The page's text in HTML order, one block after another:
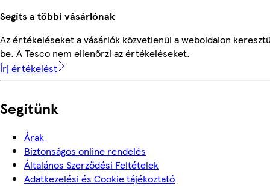
Segíts a többi vásárlónak
Az értékeléseket a vásárlók közvetlenül a weboldalon
be. A Tesco nem ellenőrzi az értékeléseket.
Írj értékelést
Segítünk
Árak
Biztonságos online rendelés
Általános Szerződési Feltételek
Adatkezelési és Cookie tájékoztató